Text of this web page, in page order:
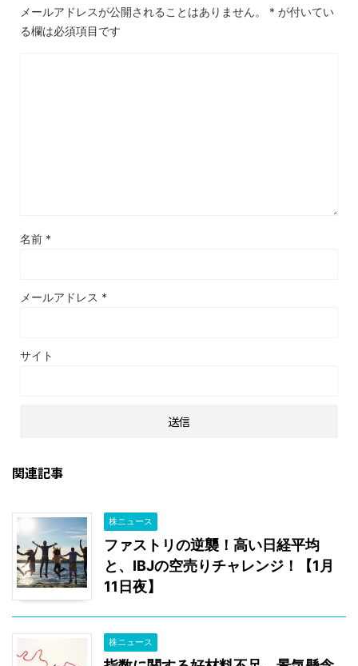
メールアドレスが公開されることはありません。 * が付いてい
る欄は必須項目です
名前 *
メールアドレス *
サイト
関連記事
株ニュース
ファストリの逆襲！高い日経平均
と、IBJの空売りチャレンジ！【1月
11日夜】
株ニュース